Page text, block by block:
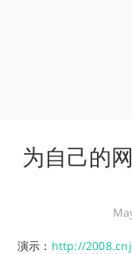
为自己的
演示： http://